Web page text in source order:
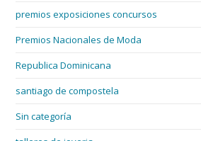
premios exposiciones concursos
Premios Nacionales de Moda
Republica Dominicana
santiago de compostela
Sin categoría